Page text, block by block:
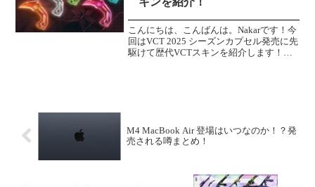
こんにちは、こんばんは。Nakarです！今
回はVCT 2025 シーズンカプセル発売に先
駆けて歴代VCTスキンを紹介します！こ
M4 MacBook Air 登場はいつなのか！？発
売される噂まとめ！